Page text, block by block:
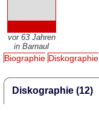
vor 63 Jahren
in Barnaul
Biographie Diskographie
Diskographie (12)